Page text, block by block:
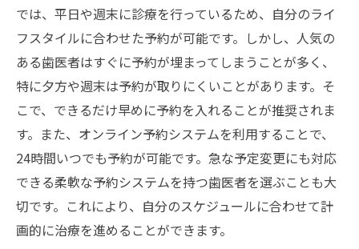
では、平日や週末に診療を行っているため、自分のライ
フスタイルに合わせた予約が可能です。しかし、人気の
ある歯医者はすぐに予約が埋まってしまうことが多く、
特に夕方や週末は予約が取りにくいことがあります。そ
こで、できるだけ早めに予約を入れることが推奨されま
す。また、オンライン予約システムを利用することで、
24時間いつでも予約が可能です。急な予定変更にも対応
できる柔軟な予約システムを持つ歯医者を選ぶことも大
切です。これにより、自分のスケジュールに合わせて計
画的に治療を進めることができます。